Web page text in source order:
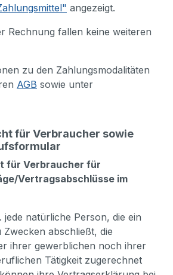
angezeigt.
Rechnung fallen keine weiteren
zu den Zahlungsmodalitäten
AGB sowie unter
für Verbraucher sowie
für Verbraucher für
Vertragsabschlüsse im
natürliche Person, die ein
Zwecken abschließt, die
ihrer gewerblichen noch ihrer
Tätigkeit zugerechnet